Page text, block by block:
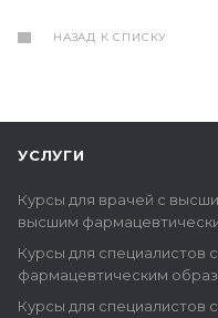
НАЗАД К СПИСКУ
УСЛУГИ
Курсы для врачей с
высшим
Курсы для специалистов
фармацевтическим
Курсы для специалистов